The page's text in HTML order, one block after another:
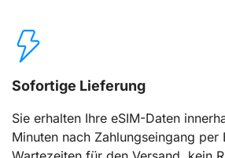
Sofortige Lieferung
Sie erhalten Ihre eSIM-Daten
Minuten nach Zahlungseingang per